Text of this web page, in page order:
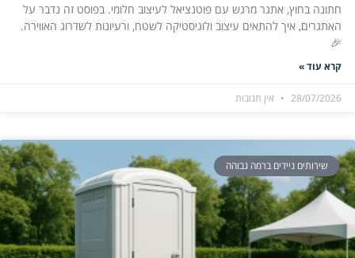
חתונה בחוץ, אתגר מרגש עם פוטנציאל לעיצוב חלומי. בפוסט זה נדבר על
האתגרים, איך להתאים עיצוב ולוגיסטיקה לשטח, ורעיונות לשדרוג האווירה.
🎉
קרא עוד »
28/07/2026 אין תגובות
שירותים ניידים ברמה גבוהה